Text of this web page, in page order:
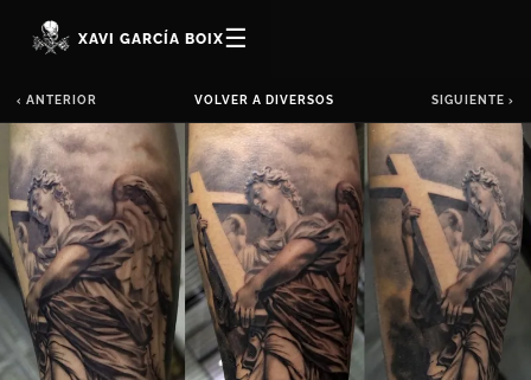
XAVI GARCÍA BOIX☰
‹ ANTERIOR VOLVER A DIVERSOS SIGUIENTE ›